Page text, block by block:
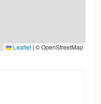
Leaflet | © OpenStreetMap